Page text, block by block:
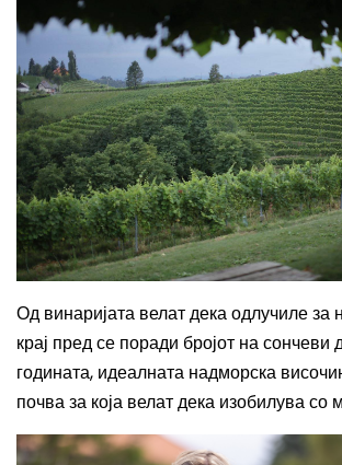
Од винаријата велат дека одлучиле за
крај пред се поради бројот на сончеви
годината, идеалната надморска
почва за која велат дека изобилува со